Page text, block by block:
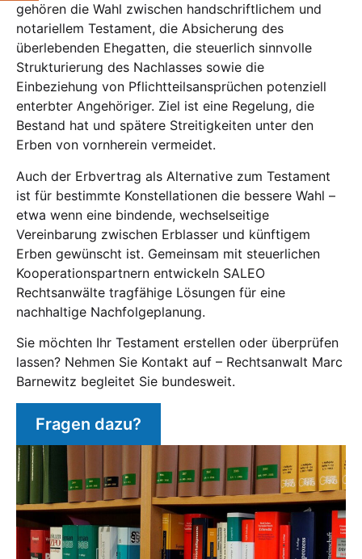
gehören die Wahl zwischen handschriftlichem und
notariellem Testament, die Absicherung des
überlebenden Ehegatten, die steuerlich sinnvolle
Strukturierung des Nachlasses sowie die
Einbeziehung von Pflichtteilsansprüchen potenziell
enterbter Angehöriger. Ziel ist eine Regelung, die
Bestand hat und spätere Streitigkeiten unter den
Erben von vornherein vermeidet.
Auch der Erbvertrag als Alternative zum Testament
ist für bestimmte Konstellationen die bessere Wahl –
etwa wenn eine bindende, wechselseitige
Vereinbarung zwischen Erblasser und künftigem
Erben gewünscht ist. Gemeinsam mit steuerlichen
Kooperationspartnern entwickeln SALEO
Rechtsanwälte tragfähige Lösungen für eine
nachhaltige Nachfolgeplanung.
Sie möchten Ihr Testament erstellen oder überprüfen
lassen? Nehmen Sie Kontakt auf – Rechtsanwalt Marc
Barnewitz begleitet Sie bundesweit.
Fragen dazu?